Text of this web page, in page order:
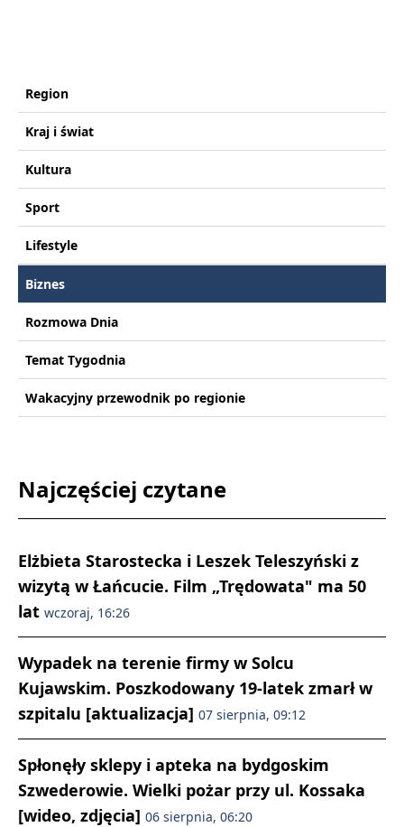
Region
Kraj i świat
Kultura
Sport
Lifestyle
Biznes
Rozmowa Dnia
Temat Tygodnia
Wakacyjny przewodnik po regionie
Najczęściej czytane
Elżbieta Starostecka i Leszek Teleszyński z
wizytą w Łańcucie. Film „Trędowata" ma 50
lat wczoraj, 16:26
Wypadek na terenie firmy w Solcu
Kujawskim. Poszkodowany 19-latek zmarł w
szpitalu [aktualizacja] 07 sierpnia, 09:12
Spłonęły sklepy i apteka na bydgoskim
Szwederowie. Wielki pożar przy ul. Kossaka
[wideo, zdjęcia] 06 sierpnia, 06:20